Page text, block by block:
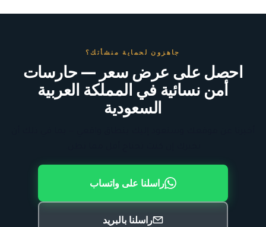
جاهزون لحماية منشأتك؟
احصل على عرض سعر — حارسات
أمن نسائية في المملكة العربية
السعودية
راسلنا على واتساب
راسلنا بالبريد